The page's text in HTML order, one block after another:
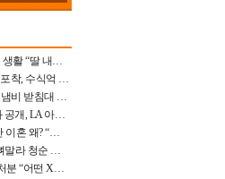
배우 최일순, 이혼 후 20년 산속 생활 “딸 내가 버렸다고 원망‥맘 아파”(특종)[어제TV]
‘혼외자→유부남’ 정우성 근황 포착, 수식억 해킹 피해 후배 만났다 “존경하는”
집 공개 유재석, 결혼사진 라면 냄비 받침대 되고 분노‥가족사진도 피해(놀뭐)[어제TV]
백윤식 손녀+정시아 딸 첫 유화 공개, LA 아트쇼→서울국제조각페스타 작가다운 수준급 실력
유혜리, 배우 이근희과 1년 반만 이혼 왜? “식칼 꽂고 의자 던져” 충격 폭로(특종)[어제TV]
임지연, 그림 같은 발리 배경? 뼈말라 청순 비키니 핏에 상대 안 되네
김성수, ♥박소윤 집 이불 폐기 처분 “어떤 X이랑 썼을지 몰라” 질투(신랑수업2)[어제TV]